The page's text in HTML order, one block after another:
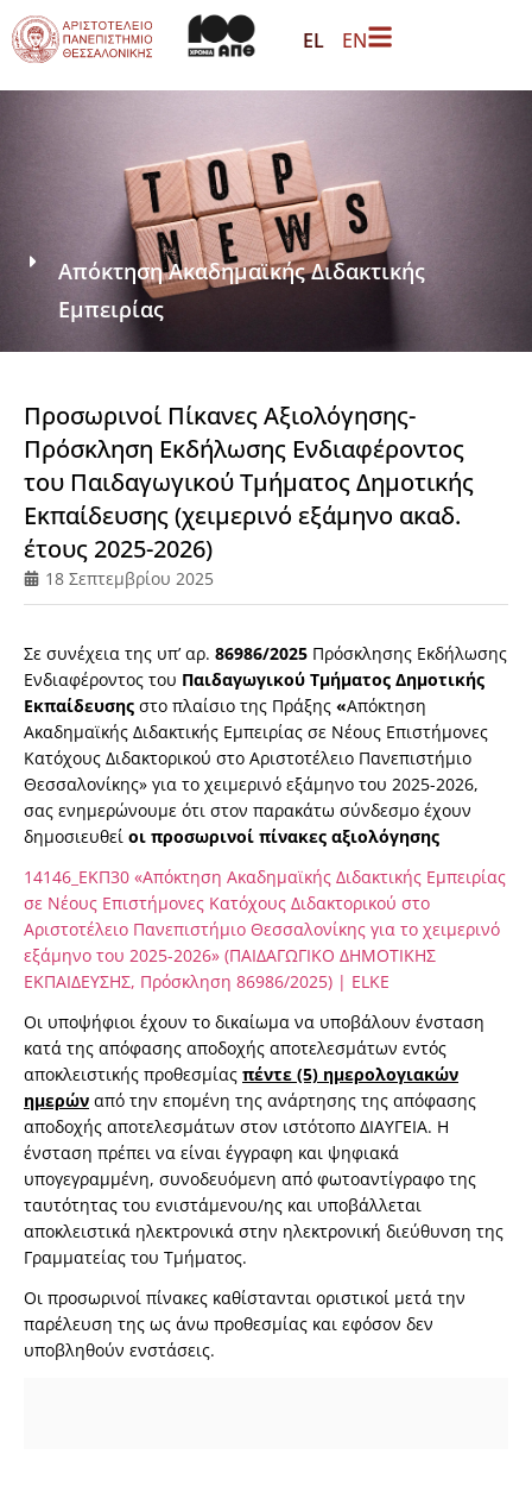
EL EN
Απόκτηση Ακαδημαϊκής Διδακτικής
Εμπειρίας
Προσωρινοί Πίκανες Αξιολόγησης-
Πρόσκληση Εκδήλωσης Ενδιαφέροντος
του Παιδαγωγικού Τμήματος Δημοτικής
Εκπαίδευσης (χειμερινό εξάμηνο ακαδ.
έτους 2025-2026)
18 Σεπτεμβρίου 2025
Σε συνέχεια της υπ’ αρ. 86986/2025 Πρόσκλησης Εκδήλωσης
Ενδιαφέροντος του Παιδαγωγικού Τμήματος Δημοτικής
Εκπαίδευσης στο πλαίσιο της Πράξης «Απόκτηση
Ακαδημαϊκής Διδακτικής Εμπειρίας σε Νέους Επιστήμονες
Κατόχους Διδακτορικού στο Αριστοτέλειο Πανεπιστήμιο
Θεσσαλονίκης» για τo χειμερινό εξάμηνο του 2025-2026,
σας ενημερώνουμε ότι στον παρακάτω σύνδεσμο έχουν
δημοσιευθεί οι προσωρινοί πίνακες αξιολόγησης
14146_ΕΚΠ30 «Απόκτηση Ακαδημαϊκής Διδακτικής Εμπειρίας
σε Νέους Επιστήμονες Κατόχους Διδακτορικού στο
Αριστοτέλειο Πανεπιστήμιο Θεσσαλονίκης για τo χειμερινό
εξάμηνο του 2025-2026» (ΠΑΙΔΑΓΩΓΙΚΟ ΔΗΜΟΤΙΚΗΣ
ΕΚΠΑΙΔΕΥΣΗΣ, Πρόσκληση 86986/2025) | ELKE
Οι υποψήφιοι έχουν το δικαίωμα να υποβάλουν ένσταση
κατά της απόφασης αποδοχής αποτελεσμάτων εντός
αποκλειστικής προθεσμίας πέντε (5) ημερολογιακών
ημερών από την επομένη της ανάρτησης της απόφασης
αποδοχής αποτελεσμάτων στον ιστότοπο ΔΙΑΥΓΕΙΑ. Η
ένσταση πρέπει να είναι έγγραφη και ψηφιακά
υπογεγραμμένη, συνοδευόμενη από φωτοαντίγραφο της
ταυτότητας του ενιστάμενου/ης και υποβάλλεται
αποκλειστικά ηλεκτρονικά στην ηλεκτρονική διεύθυνση της
Γραμματείας του Τμήματος.
Οι προσωρινοί πίνακες καθίστανται οριστικοί μετά την
παρέλευση της ως άνω προθεσμίας και εφόσον δεν
υποβληθούν ενστάσεις.